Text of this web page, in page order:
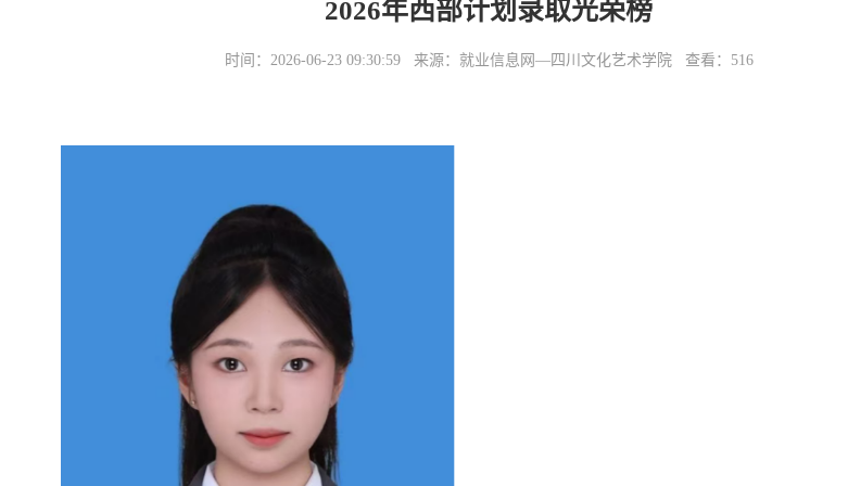
2026年西部计划录取光荣榜
时间：2026-06-23 09:30:59 来源：就业信息网—四川文化艺术学院 查看： 516